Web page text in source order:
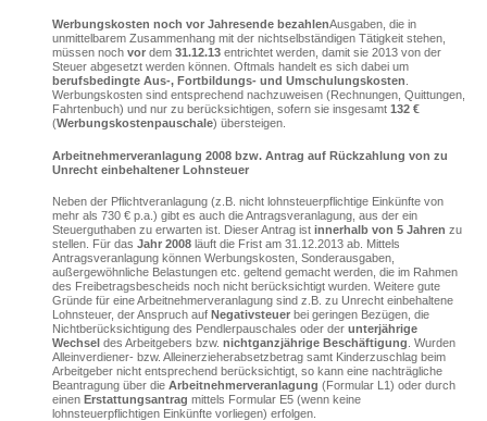
Werbungskosten noch vor Jahresende bezahlenAusgaben, die in
unmittelbarem Zusammenhang mit der nichtselbständigen Tätigkeit stehen,
müssen noch vordem 31.12.13entrichtet werden, damit sie 2013 von der
Steuer abgesetzt werden können. Oftmals handelt es sich dabei um
berufsbedingte Aus-, Fortbildungs- und Umschulungskosten
Werbungskosten sind entsprechend nachzuweisen (Rechnungen, Quittungen,
Fahrtenbuch) und nur zu berücksichtigen, sofern sie insgesamt 132 €
(Werbungskostenpauschale) übersteigen.
Arbeitnehmerveranlagung 2008 bzw. Antrag auf Rückzahlung von zu
Unrecht einbehaltener Lohnsteuer
Neben der Pflichtveranlagung (z.B. nicht lohnsteuerpflichtige Einkünfte von
mehr als 730 € p.a.) gibt es auch die Antragsveranlagung, aus der ein
Steuerguthaben zu erwarten ist. Dieser Antrag ist innerhalb von 5 Jahren zu
stellen. Für das Jahr 2008läuft die Frist am 31.12.2013 ab. Mittels
Antragsveranlagung können Werbungskosten, Sonderausgaben,
außergewöhnliche Belastungen etc. geltend gemacht werden, die im Rahmen
des Freibetragsbescheids noch nicht berücksichtigt wurden. Weitere gute
Gründe für eine Arbeitnehmerveranlagung sind z.B. zu Unrecht einbehaltene
Lohnsteuer, der Anspruch auf Negativsteuerbei geringen Bezügen, die
Nichtberücksichtigung des Pendlerpauschales oder der unterjährige
Wechsel des Arbeitgebers bzw. nichtganzjährige Beschäftigung . Wurden
Alleinverdiener- bzw. Alleinerzieherabsetzbetrag samt Kinderzuschlag beim
Arbeitgeber nicht entsprechend berücksichtigt, so kann eine nachträgliche
Beantragung über die Arbeitnehmerveranlagung (Formular L1) oder durch
einen Erstattungsantrag mittels Formular E5 (wenn keine
lohnsteuerpflichtigen Einkünfte vorliegen) erfolgen.